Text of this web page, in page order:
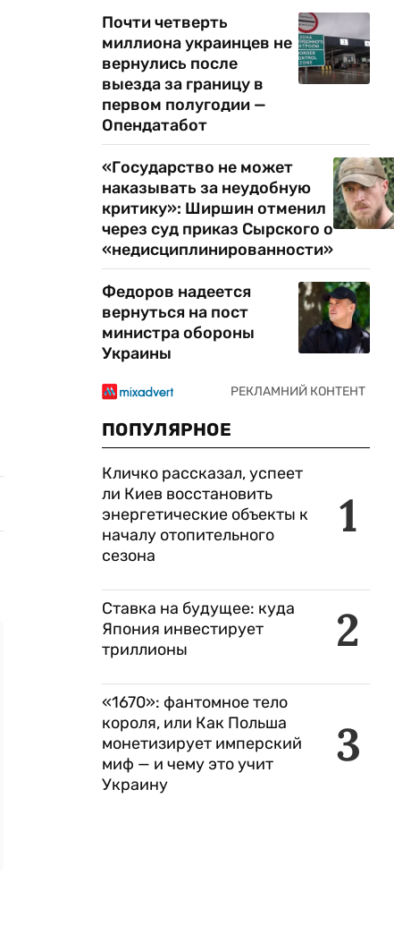
Почти четверть
миллиона украинцев не
вернулись после
выезда за границу в
первом полугодии —
Опендатабот
«Государство не может
наказывать за неудобную
критику»: Ширшин отменил
через суд приказ Сырского о
«недисциплинированности»
Федоров надеется
вернуться на пост
министра обороны
Украины
ПОПУЛЯРНОЕ
1
Кличко рассказал, успеет
ли Киев восстановить
энергетические объекты к
началу отопительного
сезона
2
Ставка на будущее: куда
Япония инвестирует
триллионы
3
«1670»: фантомное тело
короля, или Как Польша
монетизирует имперский
миф — и чему это учит
Украину